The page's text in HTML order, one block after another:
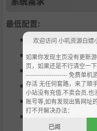
最低配置:
需要 64 位处理器
操作系统:64-bit
处理器:Intel Core
内存:4 GB RAM
显卡:GeForce
存储空间:需要 50
欢迎访问 小叽资源白嫖
如果你发现主页没有更新
页，如果还是不行清空一
--------------------- 免费单机
存活 无任何套路，来了顺
小站没有充值.不卖会员.也
账号等,如有发现出售网址
打不开解决办法：
已阅